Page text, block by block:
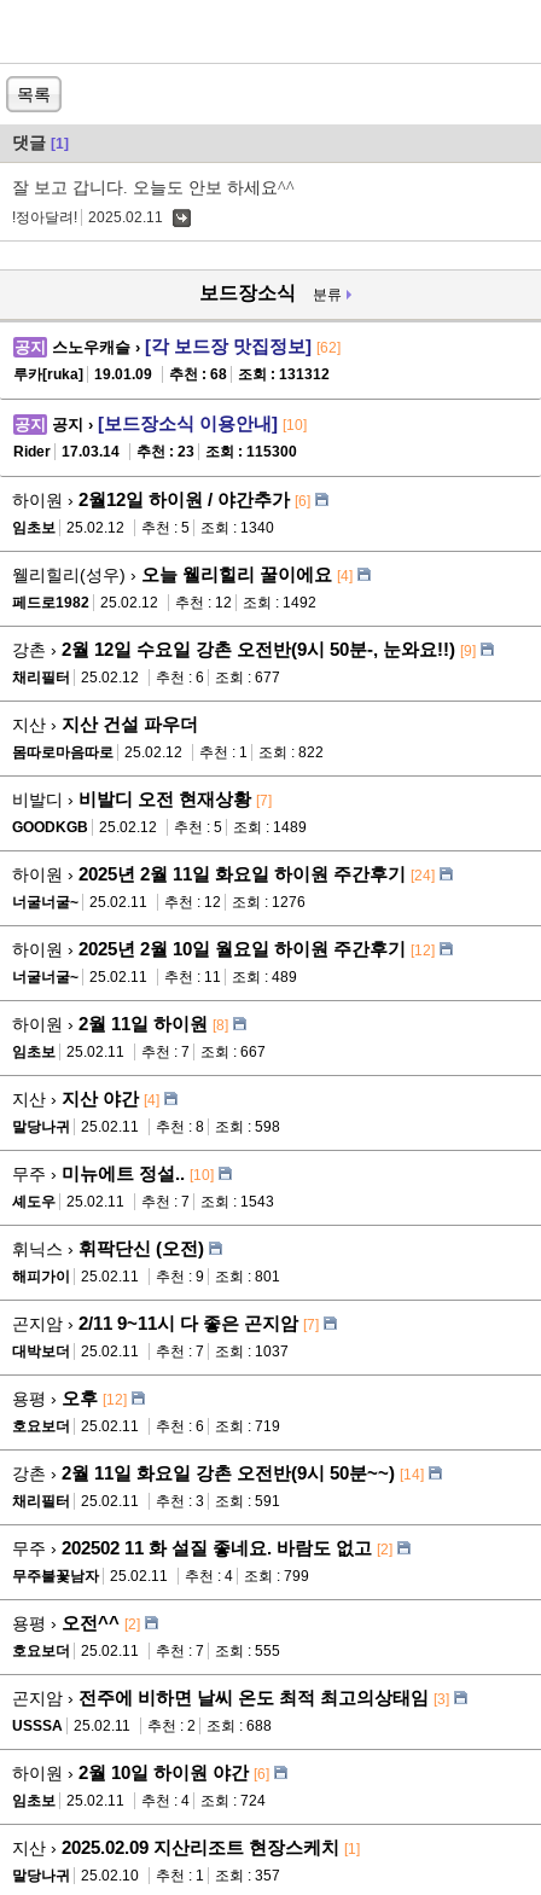
목록
댓글 [1]
잘 보고 갑니다. 오늘도 안보 하세요^^
!정아달려! 2025.02.11
보드장소식 분류
공지 스노우캐슬 › [각 보드장 맛집정보] [62]
루카[ruka]
19.01.09 추천 : 68 조회 : 131312
공지 공지 › [보드장소식 이용안내] [10]
Rider
17.03.14 추천 : 23 조회 : 115300
하이원 › 2월12일 하이원 / 야간추가 [6]
임초보
25.02.12 추천 : 5 조회 : 1340
웰리힐리(성우) › 오늘 웰리힐리 꿀이에요 [4]
페드로1982
25.02.12 추천 : 12 조회 : 1492
강촌 › 2월 12일 수요일 강촌 오전반(9시 50분-, 눈와요!!) [9]
채리필터
25.02.12 추천 : 6 조회 : 677
지산 › 지산 건설 파우더
몸따로마음따로 25.02.12 추천 : 1 조회 : 822
비발디 › 비발디 오전 현재상황 [7]
GOODKGB
25.02.12 추천 : 5 조회 : 1489
하이원 › 2025년 2월 11일 화요일 하이원 주간후기 [24]
너굴너굴~
25.02.11 추천 : 12 조회 : 1276
하이원 › 2025년 2월 10일 월요일 하이원 주간후기 [12]
너굴너굴~
25.02.11 추천 : 11 조회 : 489
하이원 › 2월 11일 하이원 [8]
임초보
25.02.11 추천 : 7 조회 : 667
지산 › 지산 야간 [4]
말당나귀
25.02.11 추천 : 8 조회 : 598
무주 › 미뉴에트 정설.. [10]
셰도우
25.02.11 추천 : 7 조회 : 1543
휘닉스 › 휘팍단신 (오전)
해피가이 25.02.11 추천 : 9 조회 : 801
곤지암 › 2/11 9~11시 다 좋은 곤지암 [7]
대박보더
25.02.11 추천 : 7 조회 : 1037
용평 › 오후 [12]
호요보더
25.02.11 추천 : 6 조회 : 719
강촌 › 2월 11일 화요일 강촌 오전반(9시 50분~~) [14]
채리필터
25.02.11 추천 : 3 조회 : 591
무주 › 202502 11 화 설질 좋네요. 바람도 없고 [2]
무주불꽃남자
25.02.11 추천 : 4 조회 : 799
용평 › 오전^^ [2]
호요보더
25.02.11 추천 : 7 조회 : 555
곤지암 › 전주에 비하면 날씨 온도 최적 최고의상태임 [3]
USSSA
25.02.11 추천 : 2 조회 : 688
하이원 › 2월 10일 하이원 야간 [6]
임초보
25.02.11 추천 : 4 조회 : 724
지산 › 2025.02.09 지산리조트 현장스케치 [1]
말당나귀
25.02.10 추천 : 1 조회 : 357